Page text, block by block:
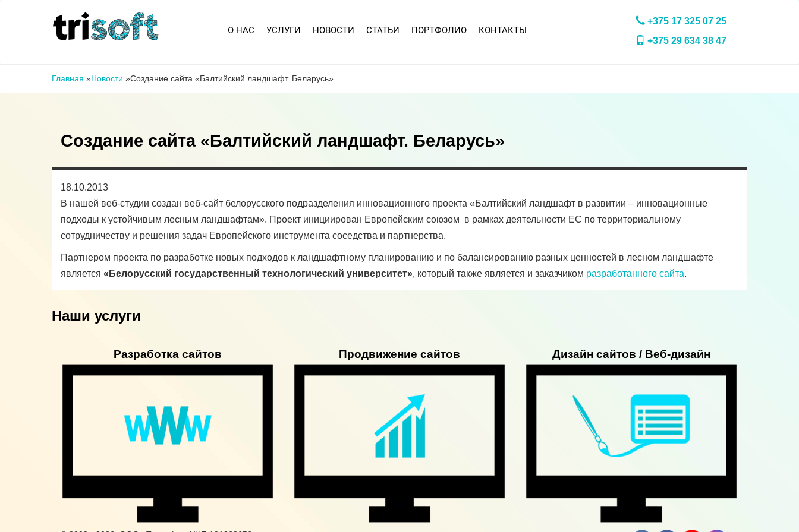
О НАС УСЛУГИ НОВОСТИ СТАТЬИ ПОРТФОЛИО КОНТАКТЫ
+375 17 325 07 25
+375 29 634 38 47
Главная »Новости »Создание сайта «Балтийский ландшафт. Беларусь»
Создание сайта «Балтийский ландшафт. Беларусь»
18.10.2013
В нашей веб-студии создан веб-сайт белорусского подразделения инновационного проекта «Балтийский ландшафт в развитии – инновационные
подходы к устойчивым лесным ландшафтам». Проект инициирован Европейским союзом в рамках деятельности ЕС по территориальному
сотрудничеству и решения задач Европейского инструмента соседства и партнерства.
Партнером проекта по разработке новых подходов к ландшафтному планированию и по балансированию разных ценностей в лесном ландшафте
является «Белорусский государственный технологический университет», который также является и заказчиком разработанного сайта.
Наши услуги
Разработка сайтов Продвижение сайтов Дизайн сайтов / Веб-дизайн